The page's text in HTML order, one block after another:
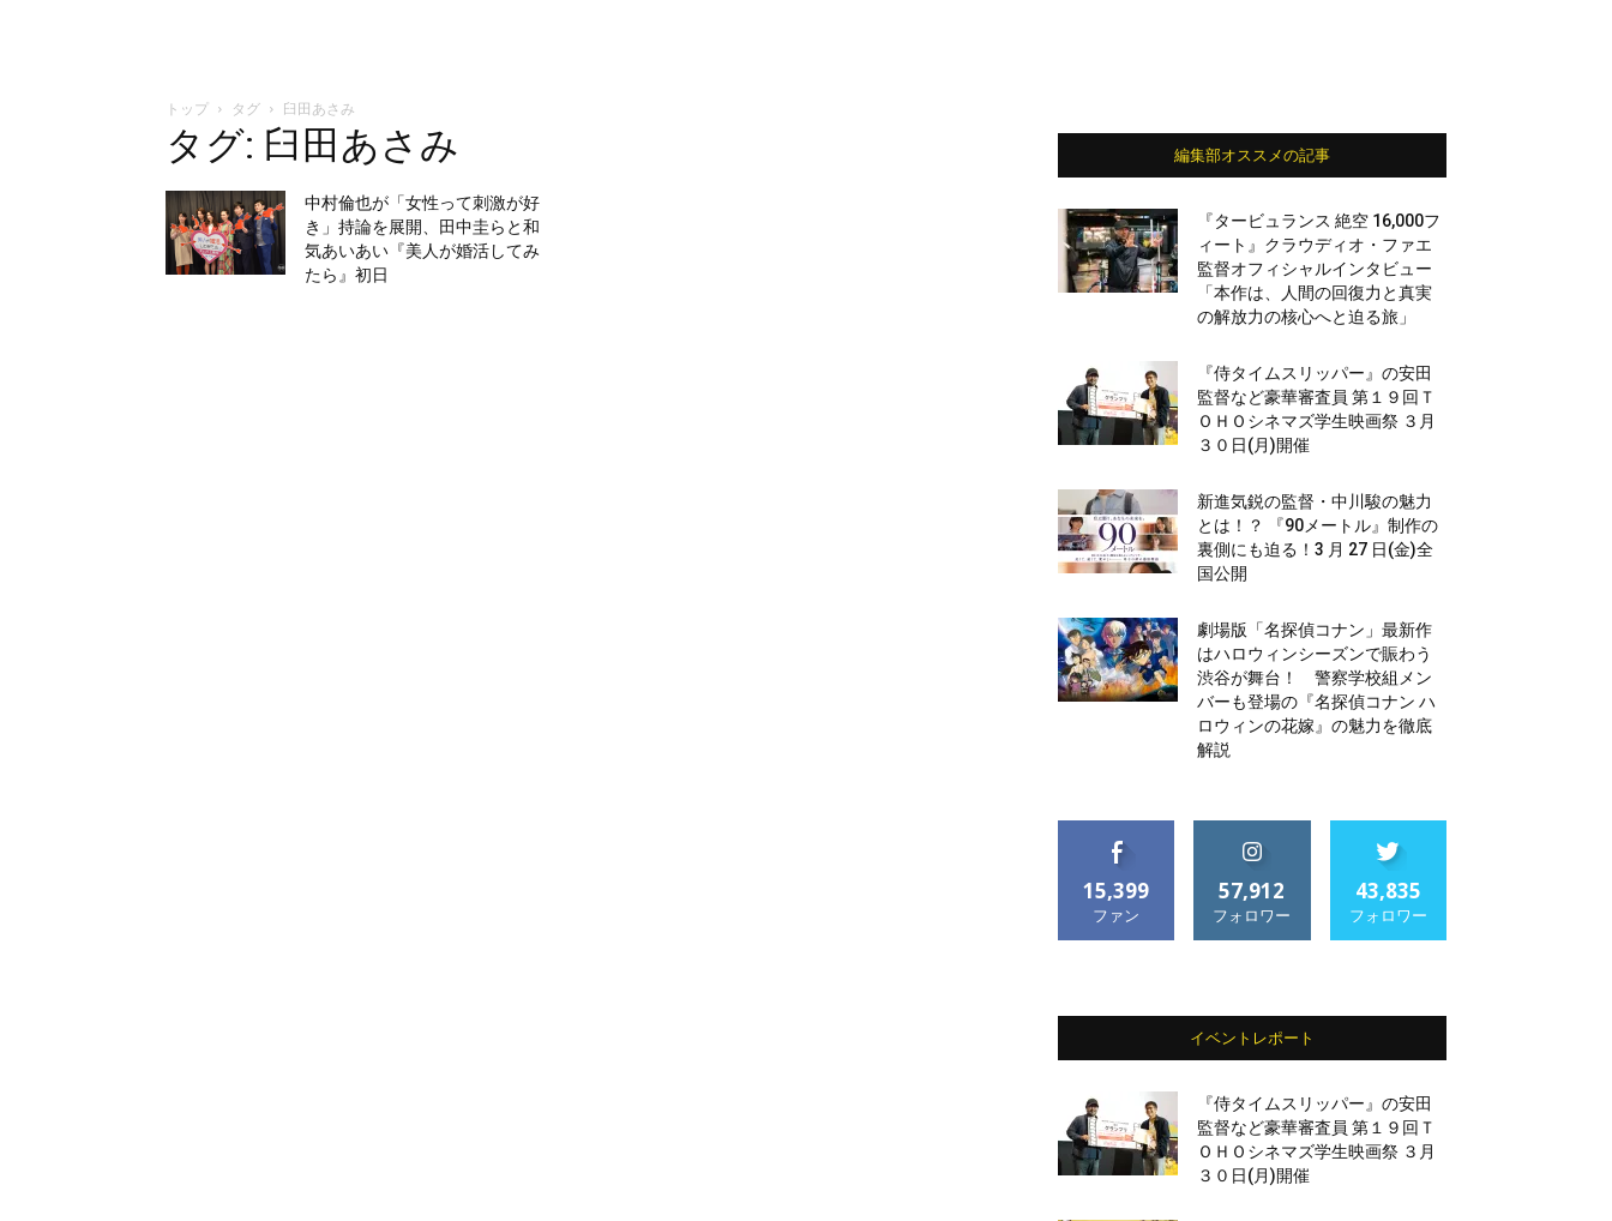
トップ タグ 臼田あさみ
タグ: 臼田あさみ
中村倫也が「女性って刺激が好
き」持論を展開、田中圭らと和
気あいあい『美人が婚活してみ
たら』初日
編集部オススメの記事
『タービュランス 絶空 16,000フ
ィート』クラウディオ・ファエ
監督オフィシャルインタビュー
「本作は、人間の回復力と真実
の解放力の核心へと迫る旅」
『侍タイムスリッパー』の安田
監督など豪華審査員 第１９回Ｔ
ＯＨＯシネマズ学生映画祭 ３月
３０日(月)開催
新進気鋭の監督・中川駿の魅力
とは！？ 『90メートル』制作の
裏側にも迫る！3 月 27 日(金)全
国公開
劇場版「名探偵コナン」最新作
はハロウィンシーズンで賑わう
渋谷が舞台！ 警察学校組メン
バーも登場の『名探偵コナン ハ
ロウィンの花嫁』の魅力を徹底
解説
15,399
ファン
57,912
フォロワー
43,835
フォロワー
イベントレポート
『侍タイムスリッパー』の安田
監督など豪華審査員 第１９回Ｔ
ＯＨＯシネマズ学生映画祭 ３月
３０日(月)開催